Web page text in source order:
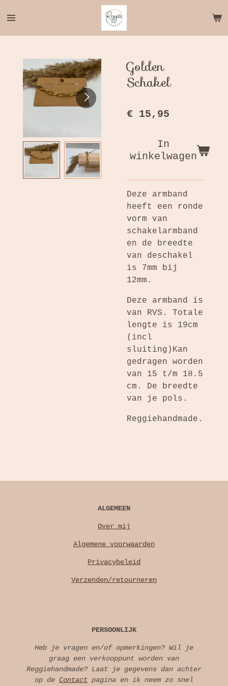
direct
naar
hoofdinhoud
Golden
Schakel
€ 15,95
In
winkelwagen
Deze armband
heeft een ronde
vorm van
schakelarmband
en de breedte
van deschakel
is 7mm bij
12mm.
Deze armband is
van RVS. Totale
lengte is 19cm
(incl
sluiting)Kan
gedragen worden
van 15 t/m 18.5
cm. De breedte
van je pols.
Reggiehandmade.
ALGEMEEN
Over mij
Algemene voorwaarden
Privacybeleid
Verzenden/retourneren
PERSOONLIJK
Heb je vragen en/of opmerkingen? Wil je
graag een verkooppunt worden van
Reggiehandmade? Laat je gegevens dan achter
op de Contact pagina en ik neem zo snel